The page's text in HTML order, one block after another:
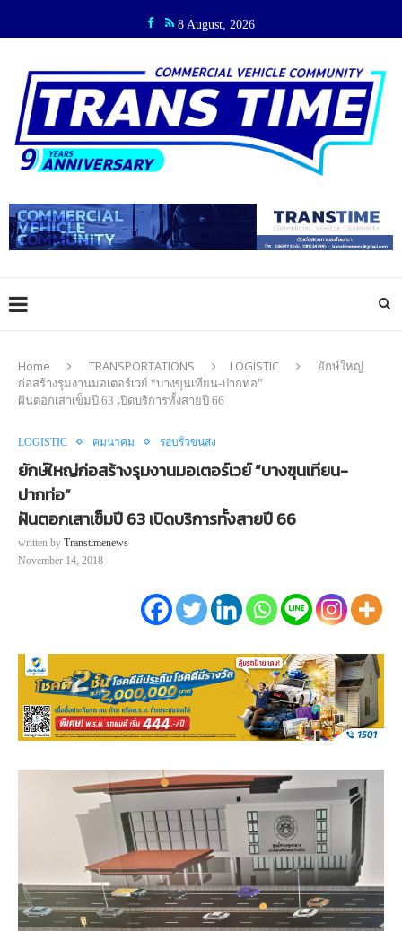
8 August, 2026
Home TRANSPORTATIONS LOGISTIC
ยักษ์ใหญ่
ก่อสร้างรุมงานมอเตอร์เวย์ “บางขุนเทียน-ปากท่อ”
ฝันตอกเสาเข็มปี 63 เปิดบริการทั้งสายปี 66
LOGISTIC คมนาคม รอบรั้วขนส่ง
ยักษ์ใหญ่ก่อสร้างรุมงานมอเตอร์เวย์ “บางขุนเทียน-
ปากท่อ”
ฝันตอกเสาเข็มปี 63 เปิดบริการทั้งสายปี 66
written by Transtimenews
November 14, 2018